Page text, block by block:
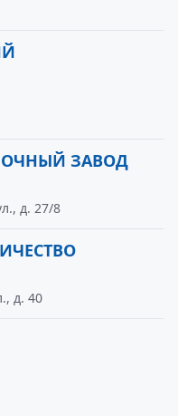
ЗАВОД
д. 27/8
д. 40